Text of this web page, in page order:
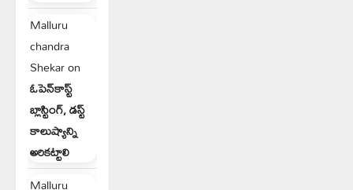
Malluru
chandra
Shekaron
ఓపెన్‌కాస్ట్
బ్లాస్టింగ్, డస్ట్
కాలుష్యాన్ని
అరికట్టాలి
Malluru